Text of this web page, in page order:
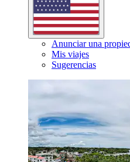
Anunciar una
Mis viajes
Sugerencias